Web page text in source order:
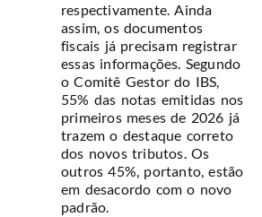
respectivamente. Ainda
assim, os documentos
fiscais já precisam registrar
essas informações. Segundo
o Comitê Gestor do IBS,
55% das notas emitidas nos
primeiros meses de 2026 já
trazem o destaque correto
dos novos tributos. Os
outros 45%, portanto, estão
em desacordo com o novo
padrão.